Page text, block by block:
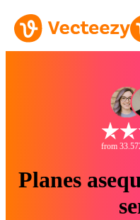
from
Planes